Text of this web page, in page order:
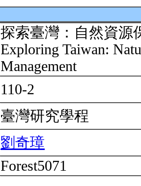
探索臺灣：自然資源
Exploring Taiwan:
Management
110-2
臺灣研究學程
劉奇璋
Forest5071